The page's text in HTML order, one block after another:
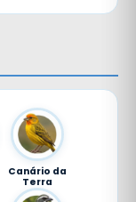
Canário da
Terra